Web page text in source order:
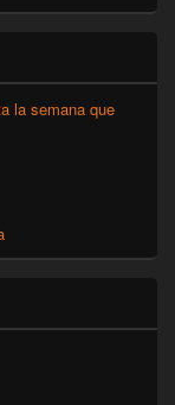
la semana que